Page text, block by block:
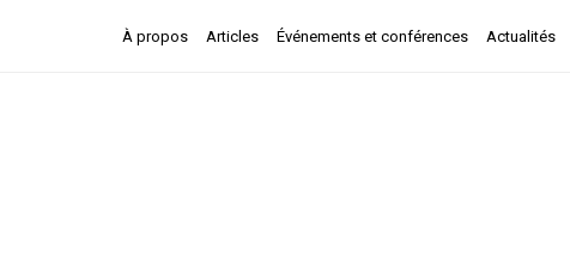
À propos Articles Événements et conférences Actualités